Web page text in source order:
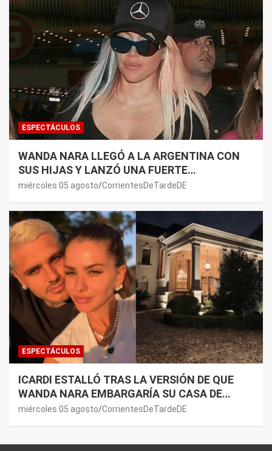
ESPECTÁCULOS
WANDA NARA LLEGÓ A LA ARGENTINA CON
SUS HIJAS Y LANZÓ UNA FUERTE
PREMONICIÓN SOBRE MAURO ICARDI
miércoles 05 agosto CorrientesDeTardeDE
ESPECTÁCULOS
ICARDI ESTALLÓ TRAS LA VERSIÓN DE QUE
WANDA NARA EMBARGARÍA SU CASA DE
NORDELTA: “NECESITAN RASCAR DE ALGÚN
miércoles 05 agosto CorrientesDeTardeDE